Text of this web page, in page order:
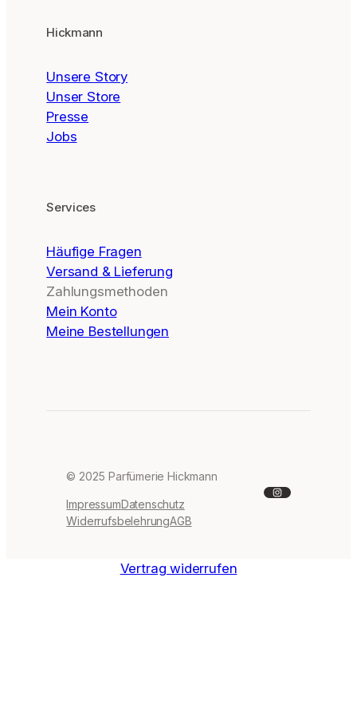
Hickmann
Unsere Story
Unser Store
Presse
Jobs
Services
Häufige Fragen
Versand & Lieferung
Zahlungsmethoden
Mein Konto
Meine Bestellungen
© 2025 Parfümerie Hickmann
ImpressumDatenschutz
WiderrufsbelehrungAGB
Instagram
Vertrag widerrufen